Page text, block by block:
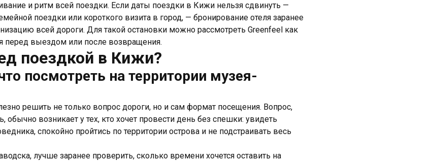
и ритм всей поездки. Если даты поездки в Кижи нельзя сдвинуть —
поездки или короткого визита в город, — бронирование отеля заранее
всей дороги. Для такой остановки можно рассмотреть Greenfeel как
перед выездом или после возвращения.
поездкой в Кижи?
посмотреть на территории музея-
решить не только вопрос дороги, но и сам формат посещения. Вопрос,
обычно возникает у тех, кто хочет провести день без спешки: увидеть
спокойно пройтись по территории острова и не подстраивать весь
лучше заранее проверить, сколько времени хочется оставить на